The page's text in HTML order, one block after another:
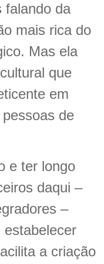
falando da
mais rica do
Mas ela
que
em
de
e ter longo
daqui –
–
estabelecer
a criação